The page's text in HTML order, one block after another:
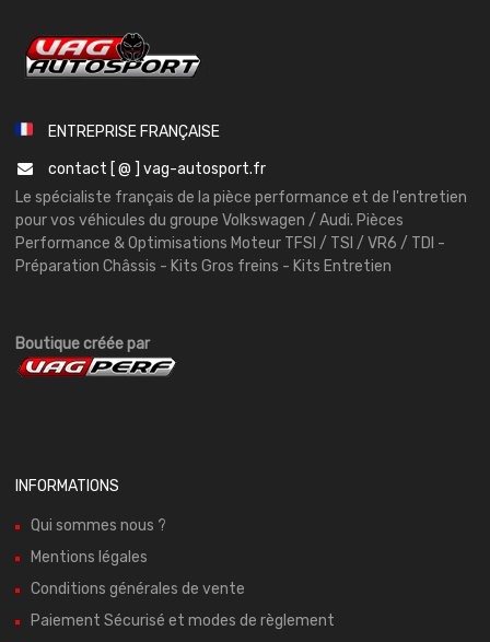
ENTREPRISE FRANÇAISE
contact [ @ ] vag-autosport.fr
Le spécialiste français de la pièce performance et de l'entretien
pour vos véhicules du groupe Volkswagen / Audi. Pièces
Performance & Optimisations Moteur TFSI / TSI / VR6 / TDI -
Préparation Châssis - Kits Gros freins - Kits Entretien
Boutique créée par
INFORMATIONS
Qui sommes nous ?
Mentions légales
Conditions générales de vente
Paiement Sécurisé et modes de règlement